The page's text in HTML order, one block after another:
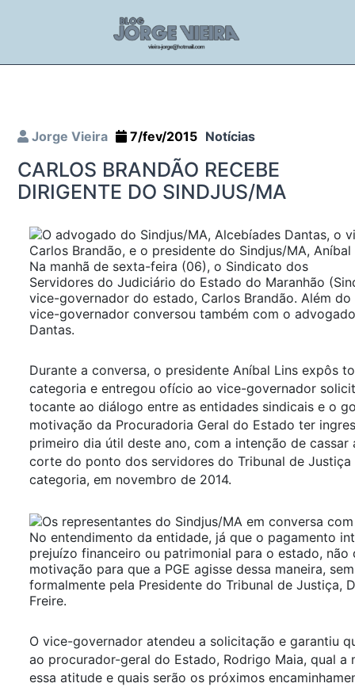
Jorge Vieira 7/fev/2015 Notícias
CARLOS BRANDÃO RECEBE
DIRIGENTE DO SINDJUS/MA
Na manhã de sexta-feira (06), o Sindicato dos
Servidores do Judiciário do Estado do Maranhão
vice-governador do estado, Carlos Brandão. Além
vice-governador conversou também com o
Dantas.
Durante a conversa, o presidente Aníbal Lins expôs
categoria e entregou ofício ao vice-governador
tocante ao diálogo entre as entidades sindicais e o
motivação da Procuradoria Geral do Estado ter
primeiro dia útil deste ano, com a intenção de cassar
corte do ponto dos servidores do Tribunal de Justiça
categoria, em novembro de 2014.
No entendimento da entidade, já que o pagamento
prejuízo financeiro ou patrimonial para o estado, não
motivação para que a PGE agisse dessa maneira,
formalmente pela Presidente do Tribunal de Justiça,
Freire.
O vice-governador atendeu a solicitação e garantiu
ao procurador-geral do Estado, Rodrigo Maia, qual
essa atitude e quais serão os próximos